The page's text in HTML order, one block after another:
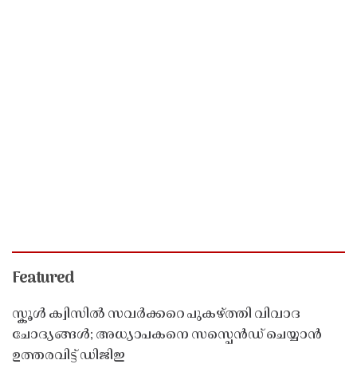
Featured
സ്കൂൾ ക്വിസിൽ സവർക്കറെ പുകഴ്ത്തി വിവാദ
ചോദ്യങ്ങൾ; അധ്യാപകനെ സസ്പെൻഡ് ചെയ്യാൻ
ഉത്തരവിട്ട് ഡിജിഇ